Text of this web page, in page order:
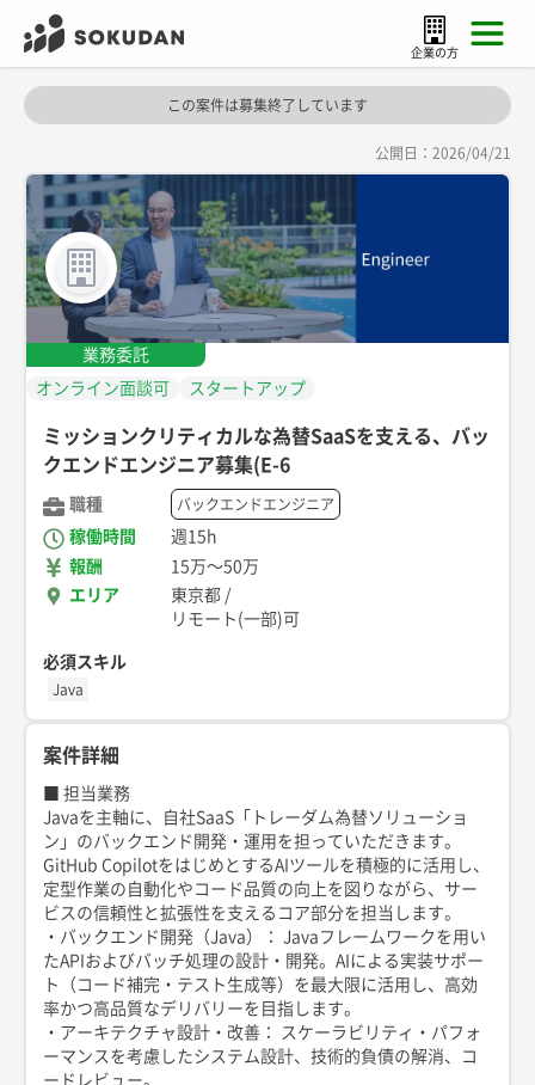
企業の方
この案件は募集終了しています
公開日： 2026/04/21
業務委託
オンライン面談可
スタートアップ
ミッションクリティカルな為替SaaSを支える、バッ
クエンドエンジニア募集(E-6
職種 バックエンドエンジニア
稼働時間
週15h
報酬
15万〜50万
エリア
東京都 /
リモート(一部)可
必須スキル
Java
案件詳細
■ 担当業務
Javaを主軸に、自社SaaS「トレーダム為替ソリューショ
ン」のバックエンド開発・運用を担っていただきます。
GitHub CopilotをはじめとするAIツールを積極的に活用し、
定型作業の自動化やコード品質の向上を図りながら、サー
ビスの信頼性と拡張性を支えるコア部分を担当します。
・バックエンド開発（Java）： Javaフレームワークを用い
たAPIおよびバッチ処理の設計・開発。AIによる実装サポー
ト（コード補完・テスト生成等）を最大限に活用し、高効
率かつ高品質なデリバリーを目指します。
・アーキテクチャ設計・改善： スケーラビリティ・パフォ
ーマンスを考慮したシステム設計、技術的負債の解消、コ
ードレビュー。